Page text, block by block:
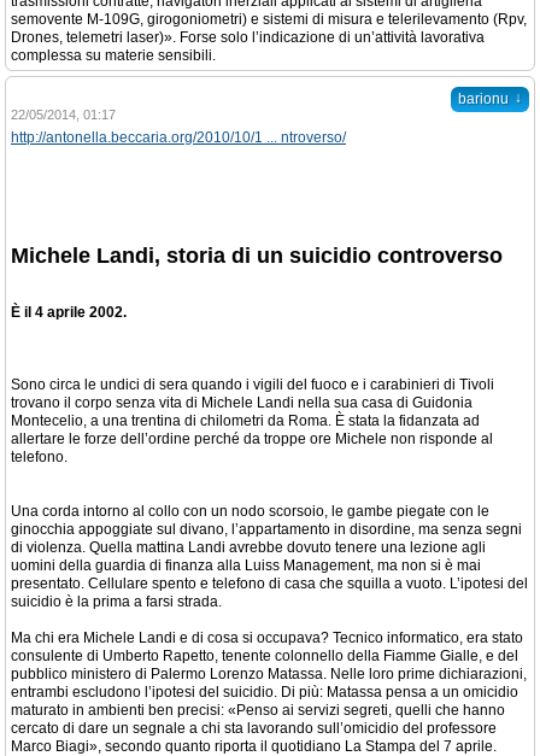
semovente M-109G, girogoniometri) e sistemi di misura e telerilevamento (Rpv,
Drones, telemetri laser)». Forse solo l’indicazione di un’attività lavorativa
complessa su materie sensibili.
barionu ↓
22/05/2014, 01:17
http://antonella.beccaria.org/2010/10/1 ... ntroverso/
Michele Landi, storia di un suicidio controverso
È il 4 aprile 2002.
Sono circa le undici di sera quando i vigili del fuoco e i carabinieri di Tivoli
trovano il corpo senza vita di Michele Landi nella sua casa di Guidonia
Montecelio, a una trentina di chilometri da Roma. È stata la fidanzata ad
allertare le forze dell’ordine perché da troppe ore Michele non risponde al
telefono.
Una corda intorno al collo con un nodo scorsoio, le gambe piegate con le
ginocchia appoggiate sul divano, l’appartamento in disordine, ma senza segni
di violenza. Quella mattina Landi avrebbe dovuto tenere una lezione agli
uomini della guardia di finanza alla Luiss Management, ma non si è mai
presentato. Cellulare spento e telefono di casa che squilla a vuoto. L’ipotesi del
suicidio è la prima a farsi strada.
Ma chi era Michele Landi e di cosa si occupava? Tecnico informatico, era stato
consulente di Umberto Rapetto, tenente colonnello della Fiamme Gialle, e del
pubblico ministero di Palermo Lorenzo Matassa. Nelle loro prime dichiarazioni,
entrambi escludono l’ipotesi del suicidio. Di più: Matassa pensa a un omicidio
maturato in ambienti ben precisi: «Penso ai servizi segreti, quelli che hanno
cercato di dare un segnale a chi sta lavorando sull’omicidio del professore
Marco Biagi», secondo quanto riporta il quotidiano La Stampa del 7 aprile.